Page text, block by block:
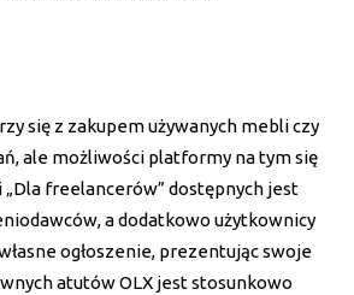
się z zakupem używanych mebli czy
ale możliwości platformy na tym się
„Dla freelancerów” dostępnych jest
a dodatkowo użytkownicy
ogłoszenie, prezentując swoje
atutów OLX jest stosunkowo